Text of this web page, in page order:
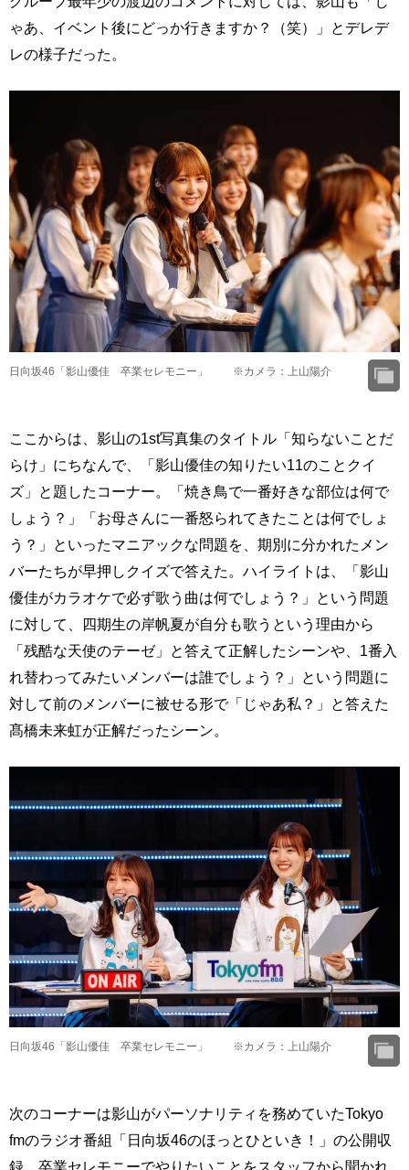
ゃあ、イベント後にどっか行きますか？（笑）」とデレデ
レの様子だった。
日向坂46「影山優佳 卒業セレモニー」 ※カメラ：上山陽介
ここからは、影山の1st写真集のタイトル「知らないことだ
らけ」にちなんで、「影山優佳の知りたい11のことクイ
ズ」と題したコーナー。「焼き鳥で一番好きな部位は何で
しょう？」「お母さんに一番怒られてきたことは何でしょ
う？」といったマニアックな問題を、期別に分かれたメン
バーたちが早押しクイズで答えた。ハイライトは、「影山
優佳がカラオケで必ず歌う曲は何でしょう？」という問題
に対して、四期生の岸帆夏が自分も歌うという理由から
「残酷な天使のテーゼ」と答えて正解したシーンや、1番入
れ替わってみたいメンバーは誰でしょう？」という問題に
対して前のメンバーに被せる形で「じゃあ私？」と答えた
髙橋未来虹が正解だったシーン。
日向坂46「影山優佳 卒業セレモニー」 ※カメラ：上山陽介
次のコーナーは影山がパーソナリティを務めていたTokyo
fmのラジオ番組「日向坂46のほっとひといき！」の公開収
録。卒業セレモニーでやりたいことをスタッフから聞かれ